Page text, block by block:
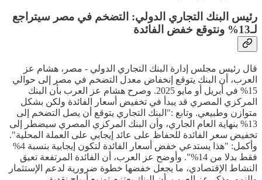
رئيس البنك التجاري الدولي: التضخم في مصر سيتراجع
لـ13% ونتوقع خفض الفائدة
قال رئيس مجلس إدارة البنك التجاري الدولي - مصر، هشام عز
العرب، أن البنك يتوقع إنخفاض معدل التضخم في مصر إلى حوالي
15% في أبريل أو مايو 2025. وصرح هشام عز العرب بأن البنك
المركزي المصري قد يبدأ في تخفيض أسعار الفائدة ولكن بشكل
متوازن وطبيعي. وتابع :"البنك التجاري يتوقع أن يصل التضخم إلى
13% بنهاية العام الجاري، وأن البنك المركزي المصري سيضطر إلى
تخفيض سعر الفائدة للحفاظ على عائد إيجابي على العملة المحلية".
وأكمل: "هذا يستدعي خفض أسعار الفائدة لتكون إيجابية بنسبة 4%
فقط بدلا من 14%". وأوضح عز العرب، أن الفائدة المرتفعة تعيق
النشاط الإقتصادي، ما يجعل خفضها خطوة ضرورية لدعم الإستثمار